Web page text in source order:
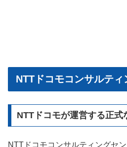
NTTドコモコンサルテ
NTTドコモが運営する正式
NTTドコモコンサルティングセ